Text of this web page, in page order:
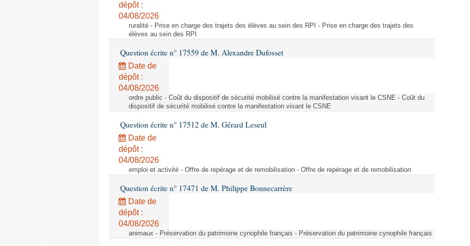
dépôt :
04/08/2026
ruralité - Prise en charge des trajets des élèves au sein des RPI - Prise en charge des trajets des
élèves au sein des RPI
Question écrite n° 17559 de M. Alexandre Dufosset
Date de
dépôt :
04/08/2026
ordre public - Coût du dispositif de sécurité mobilisé contre la manifestation visant le CSNE - Coût du
dispositif de sécurité mobilisé contre la manifestation visant le CSNE
Question écrite n° 17512 de M. Gérard Leseul
Date de
dépôt :
04/08/2026
emploi et activité - Offre de repérage et de remobilisation - Offre de repérage et de remobilisation
Question écrite n° 17471 de M. Philippe Bonnecarrère
Date de
dépôt :
04/08/2026
animaux - Préservation du patrimoine cynophile français - Préservation du patrimoine cynophile français